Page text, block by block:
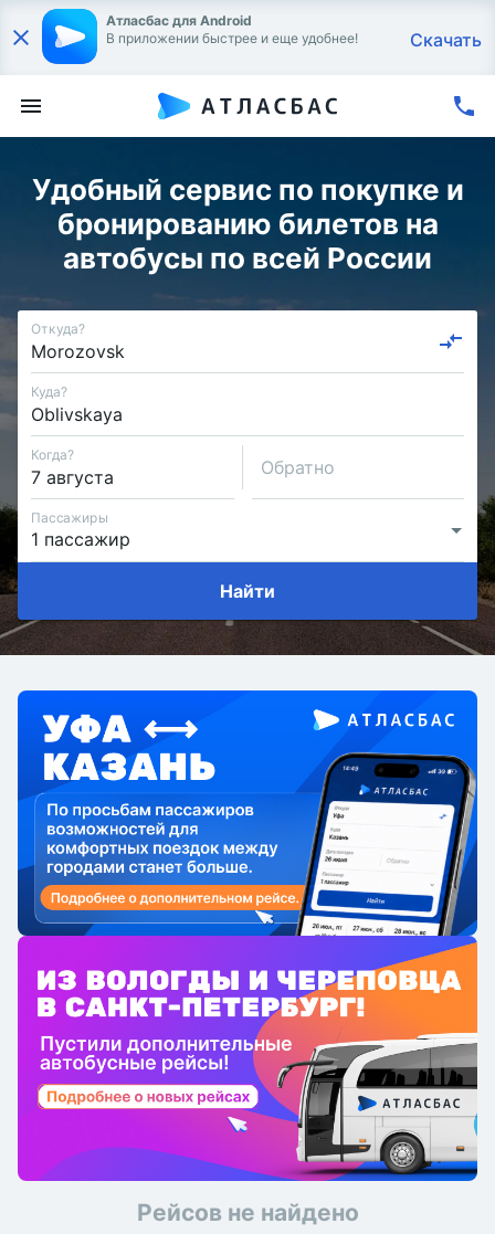
Атласбас для Android
В приложении быстрее и еще удобнее!
Скачать
Удобный сервис по покупке и
бронированию билетов на
автобусы по всей России
Откуда?
Куда?
Когда?
Обратно
Пассажиры
Найти
Рейсов не найдено